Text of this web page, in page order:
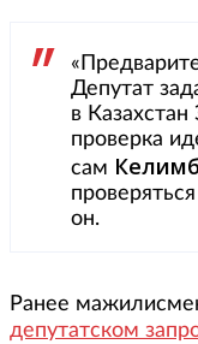
Депутат
в
проверка
сам
он.
Ранее
депутатском